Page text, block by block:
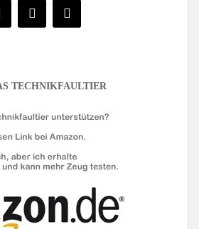
TECHNIKFAULTIER